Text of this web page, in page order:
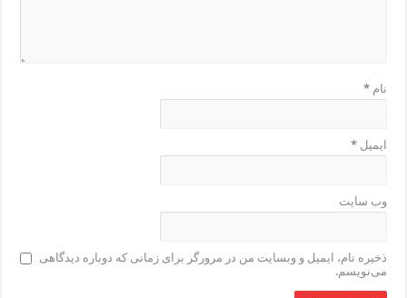
نام*
ایمیل*
وب‌ سایت
ذخیره نام، ایمیل و وبسایت من در مرورگر برای زمانی که دوباره دیدگاهی
می‌نویسم.